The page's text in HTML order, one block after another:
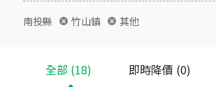
南投縣 竹山鎮 其他
全部 (18) 即時降價 (0)